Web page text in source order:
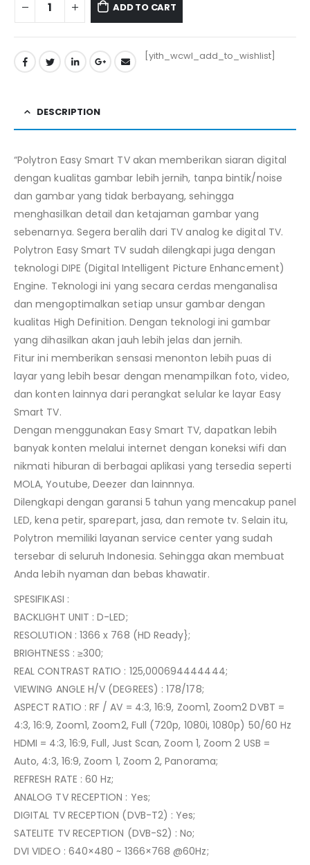
ADD TO CART
[yith_wcwl_add_to_wishlist]
DESCRIPTION
“Polytron Easy Smart TV akan memberikan siaran digital
dengan kualitas gambar lebih jernih, tanpa bintik/noise
dan gambar yang tidak berbayang, sehingga
menghasilkan detail dan ketajaman gambar yang
sebenarnya. Segera beralih dari TV analog ke digital TV.
Polytron Easy Smart TV sudah dilengkapi juga dengan
teknologi DIPE (Digital Intelligent Picture Enhancement)
Engine. Teknologi ini yang secara cerdas menganalisa
dan mengoptimalkan setiap unsur gambar dengan
kualitas High Definition. Dengan teknologi ini gambar
yang dihasilkan akan jauh lebih jelas dan jernih.
Fitur ini memberikan sensasi menonton lebih puas di
layar yang lebih besar dengan menampilkan foto, video,
dan konten lainnya dari perangkat selular ke layar Easy
Smart TV.
Dengan menggunakan Easy Smart TV, dapatkan lebih
banyak konten melalui internet dengan koneksi wifi dan
nikmati hiburan di berbagai aplikasi yang tersedia seperti
MOLA, Youtube, Deezer dan lainnnya.
Dilengkapi dengan garansi 5 tahun yang mencakup panel
LED, kena petir, sparepart, jasa, dan remote tv. Selain itu,
Polytron memiliki layanan service center yang sudah
tersebar di seluruh Indonesia. Sehingga akan membuat
Anda lebih nyaman dan bebas khawatir.
SPESIFIKASI :
BACKLIGHT UNIT : D-LED;
RESOLUTION : 1366 x 768 (HD Ready};
BRIGHTNESS : ≥300;
REAL CONTRAST RATIO : 125,000694444444;
VIEWING ANGLE H/V (DEGREES) : 178/178;
ASPECT RATIO : RF / AV = 4:3, 16:9, Zoom1, Zoom2 DVBT =
4:3, 16:9, Zoom1, Zoom2, Full (720p, 1080i, 1080p) 50/60 Hz
HDMI = 4:3, 16:9, Full, Just Scan, Zoom 1, Zoom 2 USB =
Auto, 4:3, 16:9, Zoom 1, Zoom 2, Panorama;
REFRESH RATE : 60 Hz;
ANALOG TV RECEPTION : Yes;
DIGITAL TV RECEPTION (DVB-T2) : Yes;
SATELITE TV RECEPTION (DVB-S2) : No;
DVI VIDEO : 640×480 ~ 1366×768 @60Hz;